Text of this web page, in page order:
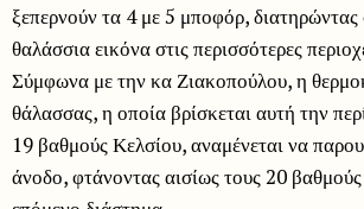
ξεπερνούν τα 4 με 5 μποφόρ, διατηρώντας
θαλάσσια εικόνα στις περισσότερες
Σύμφωνα με την κα Ζιακοπούλου, η
θάλασσας, η οποία βρίσκεται αυτή την
19 βαθμούς Κελσίου, αναμένεται να
άνοδο, φτάνοντας αισίως τους 20